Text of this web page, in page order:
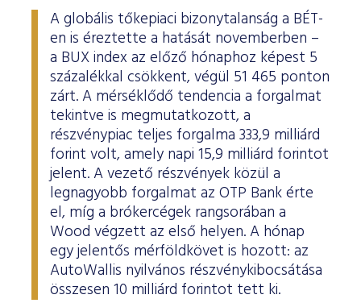
A globális tőkepiaci bizonytalanság a BÉT-
en is éreztette a hatását novemberben –
a BUX index az előző hónaphoz képest 5
százalékkal csökkent, végül 51 465 ponton
zárt. A mérséklődő tendencia a forgalmat
tekintve is megmutatkozott, a
részvénypiac teljes forgalma 333,9 milliárd
forint volt, amely napi 15,9 milliárd forintot
jelent. A vezető részvények közül a
legnagyobb forgalmat az OTP Bank érte
el, míg a brókercégek rangsorában a
Wood végzett az első helyen. A hónap
egy jelentős mérföldkövet is hozott: az
AutoWallis nyilvános részvénykibocsátása
összesen 10 milliárd forintot tett ki.